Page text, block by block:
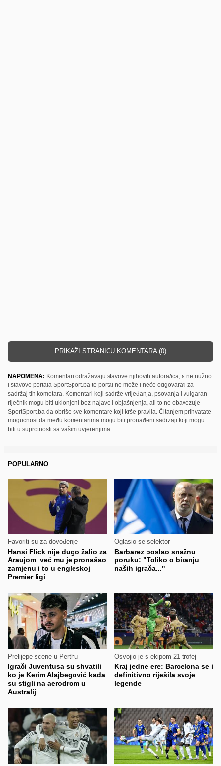
PRIKAŽI STRANICU KOMENTARA (0)
NAPOMENA: Komentari odražavaju stavove njihovih autora/ica, a ne nužno
i stavove portala SportSport.ba te portal ne može i neće odgovarati za
sadržaj tih kometara. Komentari koji sadrže vrijeđanja, psovanja i vulgaran
riječnik mogu biti uklonjeni bez najave i objašnjenja, ali to ne obavezuje
SportSport.ba da obriše sve komentare koji krše pravila. Čitanjem prihvatate
mogućnost da među komentarima mogu biti pronađeni sadržaji koji mogu
biti u suprotnosti sa vašim uvjerenjima.
POPULARNO
Favoriti su za dovođenje
Hansi Flick nije dugo žalio za
Araujom, već mu je pronašao
zamjenu i to u engleskoj
Premier ligi
Oglasio se selektor
Barbarez poslao snažnu
poruku: "Toliko o biranju
naših igrača..."
Prelijepe scene u Perthu
Igrači Juventusa su shvatili
ko je Kerim Alajbegović kada
su stigli na aerodrom u
Australiji
Osvojio je s ekipom 21 trofej
Kraj jedne ere: Barcelona se i
definitivno riješila svoje
legende